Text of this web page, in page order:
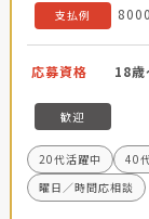
支払例
応募資格 18歳
歓迎
20代活躍中 40
曜日／時間応相談